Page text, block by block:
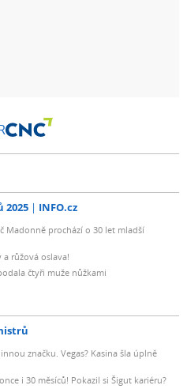
2025 INFO.cz
Madonně prochází o 30 let mladší
růžová oslava!
čtyři muže nůžkami
značku. Vegas? Kasina šla úplně
i 30 měsíců! Pokazil si Šigut kariéru?